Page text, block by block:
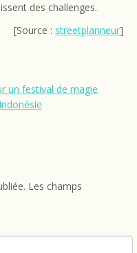
des challenges.
[Source : streetplanneur]
un festival de magie
Les champs